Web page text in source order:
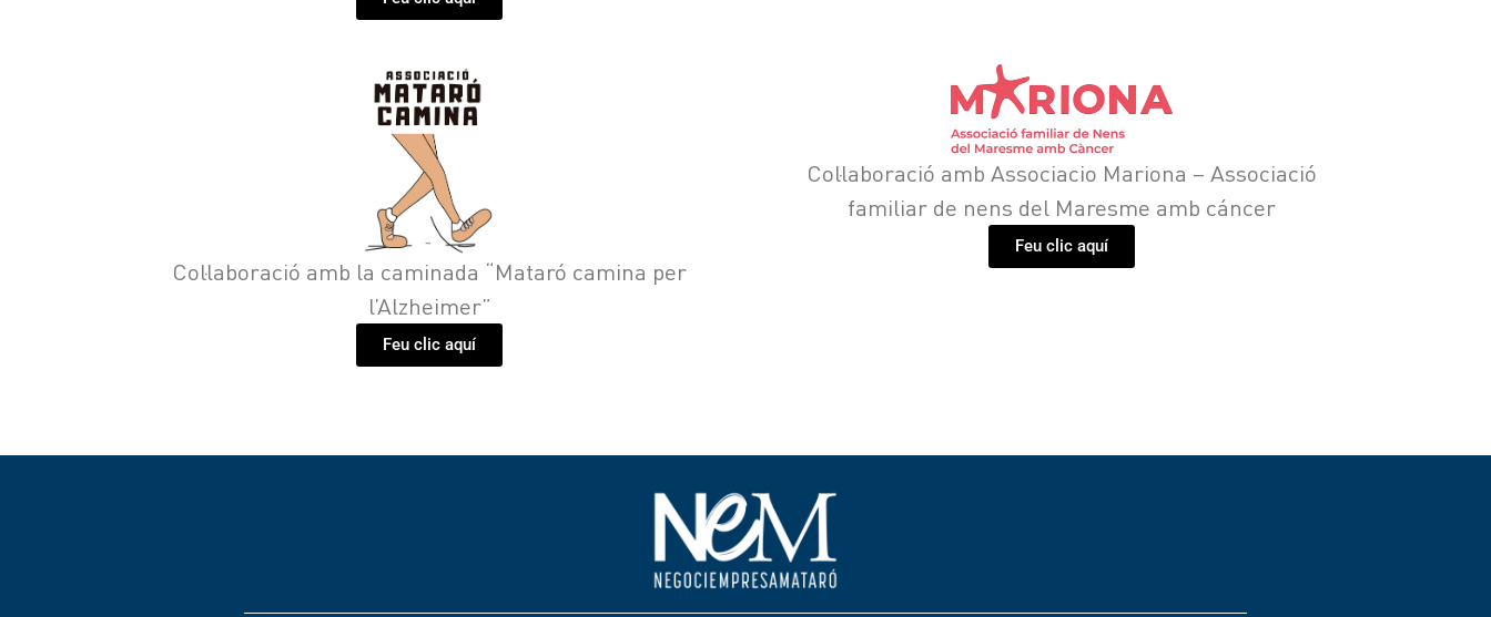
Col·laboració amb la caminada “Mataró camina per
l’Alzheimer”
Feu clic aquí
Col·laboració amb Associacio Mariona – Associació
familiar de nens del Maresme amb cáncer
Feu clic aquí